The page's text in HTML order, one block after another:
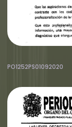
PO1252PS01092020